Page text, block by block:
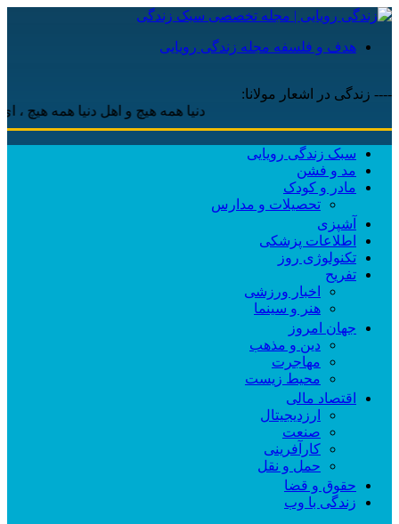
هدف و فلسفه مجله زندگی رویایی
---- زندگی در اشعار مولانا:
دنیا همه هیچ و اهل دنیا همه هیچ ، ‌ای
سبک زندگی رویایی
مد و فشن
مادر و کودک
تحصیلات و مدارس
آشپزی
اطلاعات پزشکی
تکنولوژی روز
تفریح
اخبار ورزشی
هنر و سینما
جهان امروز
دین و مذهب
مهاجرت
محیط زیست
اقتصاد مالی
ارزدیجیتال
صنعت
کارآفرینی
حمل و نقل
حقوق و قضا
زندگی با وب